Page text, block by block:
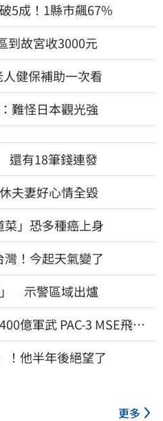
5成！1縣市飆67%
故宮收3000元
健保補助一次看
難怪日本觀光強
還有18筆錢連發
夫妻好心情全毀
」恐多種癌上身
！今起天氣變了
示警區域出爐
億軍武 PAC-3 MSE飛彈
！他半年後絕望了
更多